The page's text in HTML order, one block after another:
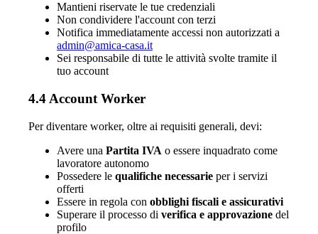
Mantieni riservate le tue credenziali
Non condividere l'account con terzi
Notifica immediatamente accessi non autorizzati a
admin@amica-casa.it
Sei responsabile di tutte le attività svolte tramite il
tuo account
4.4 Account Worker
Per diventare worker, oltre ai requisiti generali, devi:
Avere una Partita IVA o essere inquadrato come
lavoratore autonomo
Possedere le qualifiche necessarie per i servizi
offerti
Essere in regola con obblighi fiscali e assicurativi
Superare il processo di verifica e approvazione del
profilo